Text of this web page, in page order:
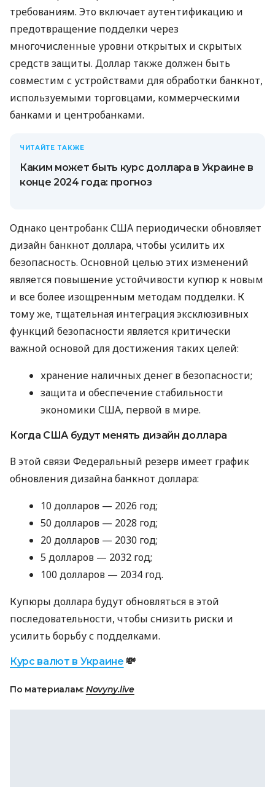
требованиям. Это включает аутентификацию и
предотвращение подделки через
многочисленные уровни открытых и скрытых
средств защиты. Доллар также должен быть
совместим с устройствами для обработки банкнот,
используемыми торговцами, коммерческими
банками и центробанками.
ЧИТАЙТЕ ТАКЖЕ
Каким может быть курс доллара в Украине в
конце 2024 года: прогноз
Однако центробанк США периодически обновляет
дизайн банкнот доллара, чтобы усилить их
безопасность. Основной целью этих изменений
является повышение устойчивости купюр к новым
и все более изощренным методам подделки. К
тому же, тщательная интеграция эксклюзивных
функций безопасности является критически
важной основой для достижения таких целей:
хранение наличных денег в безопасности;
защита и обеспечение стабильности
экономики США, первой в мире.
Когда США будут менять дизайн доллара
В этой связи Федеральный резерв имеет график
обновления дизайна банкнот доллара:
10 долларов — 2026 год;
50 долларов — 2028 год;
20 долларов — 2030 год;
5 долларов — 2032 год;
100 долларов — 2034 год.
Купюры доллара будут обновляться в этой
последовательности, чтобы снизить риски и
усилить борьбу с подделками.
Курс валют в Украине 💸
По материалам: Novyny.live